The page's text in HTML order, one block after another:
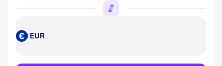
EUR EUR